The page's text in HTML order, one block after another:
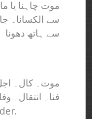
موت چاہنا یا
سے الکسانا۔
سے ہاتھ دھونا
موت۔ کال۔
فنا۔ انتقال۔